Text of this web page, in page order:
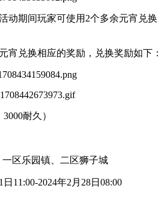
动期间玩家可使用 2个多余元宵兑换
宵兑换相应的奖励，兑换奖励如下：
耐久）
一区乐园镇、二区狮子城
日 11:00-2024年2 月 28日 08:00